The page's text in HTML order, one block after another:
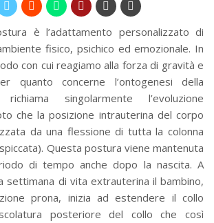
è l’adattamento personalizzato di
fisico, psichico ed emozionale. In
con cui reagiamo alla forza di gravità e
quanto concerne l’ontogenesi della
singolarmente l’evoluzione
che la posizione intrauterina del corpo
da una flessione di tutta la colonna
Questa postura viene mantenuta
di tempo anche dopo la nascita. A
settimana di vita extrauterina il bambino,
prona, inizia ad estendere il collo
posteriore del collo che così